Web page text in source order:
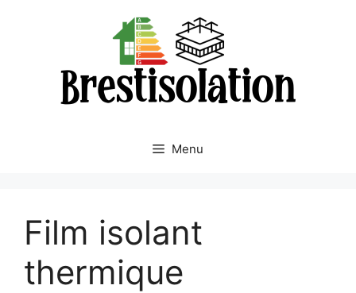
Menu
Film isolant
thermique